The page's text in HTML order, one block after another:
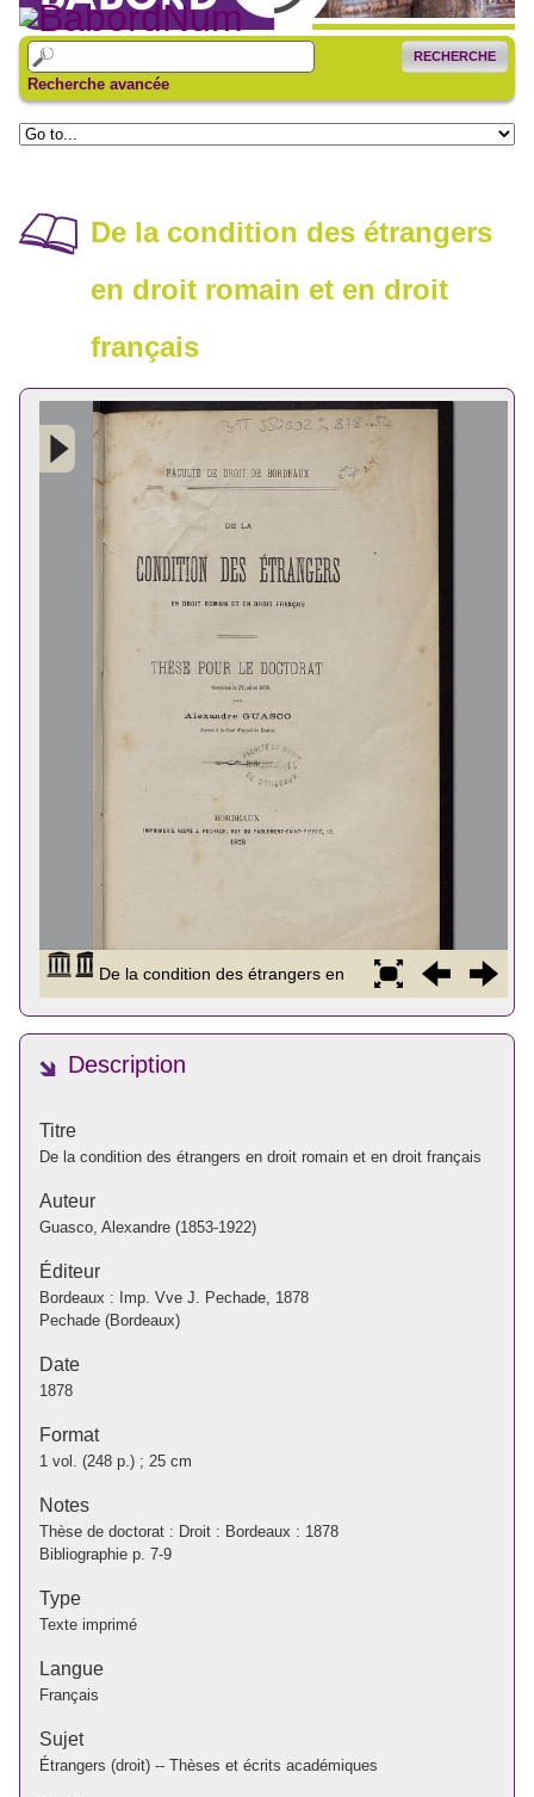
RECHERCHE
Recherche avancée
De la condition des étrangers
en droit romain et en droit
français
Description
Titre
De la condition des étrangers en droit romain et en droit français
Auteur
Guasco, Alexandre (1853-1922)
Éditeur
Bordeaux : Imp. Vve J. Pechade, 1878
Pechade (Bordeaux)
Date
1878
Format
1 vol. (248 p.) ; 25 cm
Notes
Thèse de doctorat : Droit : Bordeaux : 1878
Bibliographie p. 7-9
Type
Texte imprimé
Langue
Français
Sujet
Étrangers (droit) -- Thèses et écrits académiques